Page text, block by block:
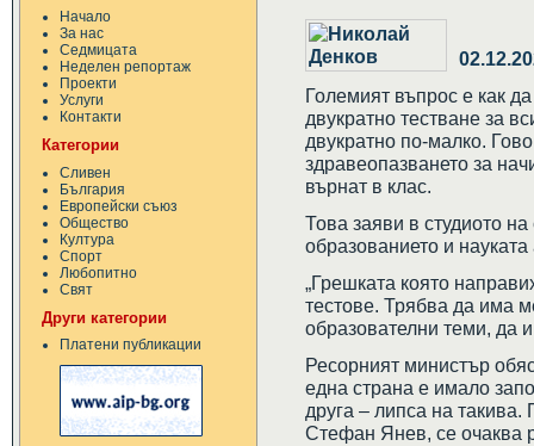
Начало
За нас
Седмицата
Неделен репортаж
Проекти
Услуги
Контакти
Категории
Сливен
България
Европейски съюз
Общество
Култура
Спорт
Любопитно
Свят
Други категории
Платени публикации
Големият въпрос е как
двукратно тестване за
двукратно по-малко.
здравеопазването за
върнат в клас.
Това заяви в студиото
образованието и
„Грешката която
тестове. Трябва да има
образователни теми, да
Ресорният министър
една страна е имало
друга – липса на
Стефан Янев, се очаква